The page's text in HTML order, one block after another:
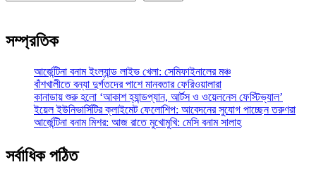
সম্প্রতিক
আর্জেন্টিনা বনাম ইংল্যান্ড লাইভ খেলা: সেমিফাইনালের মঞ্চ
বাঁশখালীতে বন্যা দুর্গতদের পাশে মানবতার ফেরিওয়ালারা
কানাডায় শুরু হলো ‘আকাশ হ্যান্ডপ্যান, আর্টস ও ওয়েলনেস ফেস্টিভ্যাল’
ইয়েল ইউনিভার্সিটির ক্লাইমেট ফেলোশিপ: আবেদনের সুযোগ পাচ্ছেন তরুণরা
আর্জেন্টিনা বনাম মিশর: আজ রাতে মুখোমুখি: মেসি বনাম সালাহ
সর্বাধিক পঠিত